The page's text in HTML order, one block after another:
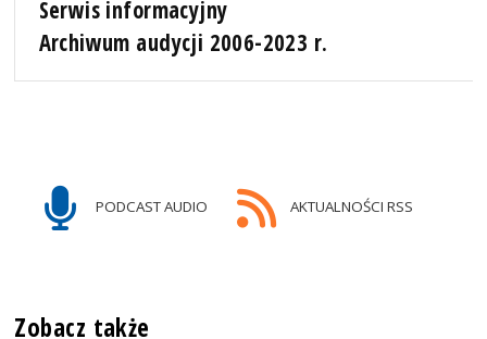
Serwis informacyjny
Archiwum audycji 2006-2023 r.
PODCAST AUDIO AKTUALNOŚCI RSS
Zobacz także